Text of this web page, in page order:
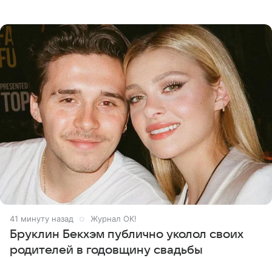
41 минуту назад Журнал OK!
Бруклин Бекхэм публично уколол своих
родителей в годовщину свадьбы